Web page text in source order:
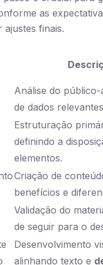
as
ajustes finais.
Análise do
de dados
Estruturação
definindo a
elementos.
Criação de
benefícios e
Validação do
de seguir para o
Desenvolvimento
alinhando texto e